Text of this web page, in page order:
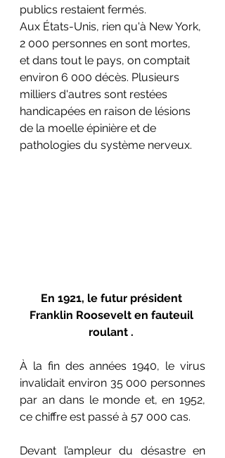
publics restaient fermés.
Aux États-Unis, rien qu'à New York,
2 000 personnes en sont mortes,
et dans tout le pays, on comptait
environ 6 000 décès. Plusieurs
milliers d'autres sont restées
handicapées en raison de lésions
de la moelle épinière et de
pathologies du système nerveux.
En 1921, le futur président
Franklin Roosevelt en fauteuil
roulant .
À la fin des années 1940, le virus
invalidait environ 35 000 personnes
par an dans le monde et, en 1952,
ce chiffre est passé à 57 000 cas.
Devant l’ampleur du désastre en